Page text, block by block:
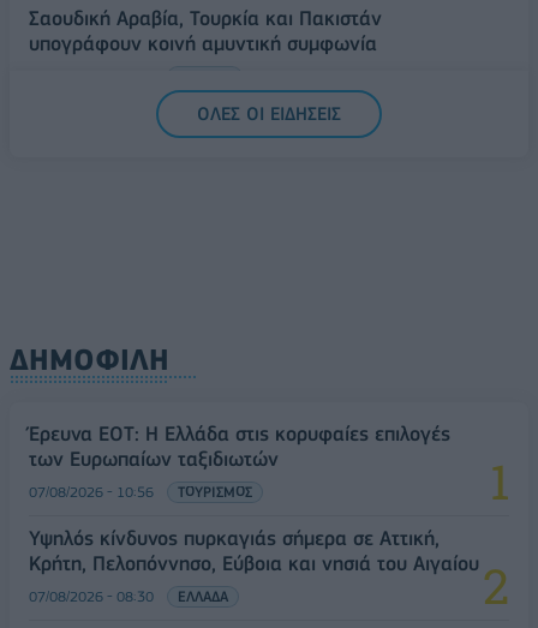
Σαουδική Αραβία, Τουρκία και Πακιστάν
υπογράφουν κοινή αμυντική συμφωνία
ΟΛΕΣ ΟΙ ΕΙΔΗΣΕΙΣ
ΔΗΜΟΦΙΛΗ
Έρευνα ΕΟΤ: Η Ελλάδα στις κορυφαίες επιλογές
των Ευρωπαίων ταξιδιωτών
07/08/2026 - 10:56 ΤΟΥΡΙΣΜΟΣ
Υψηλός κίνδυνος πυρκαγιάς σήμερα σε Αττική,
Κρήτη, Πελοπόννησο, Εύβοια και νησιά του Αιγαίου
07/08/2026 - 08:30 ΕΛΛΑΔΑ